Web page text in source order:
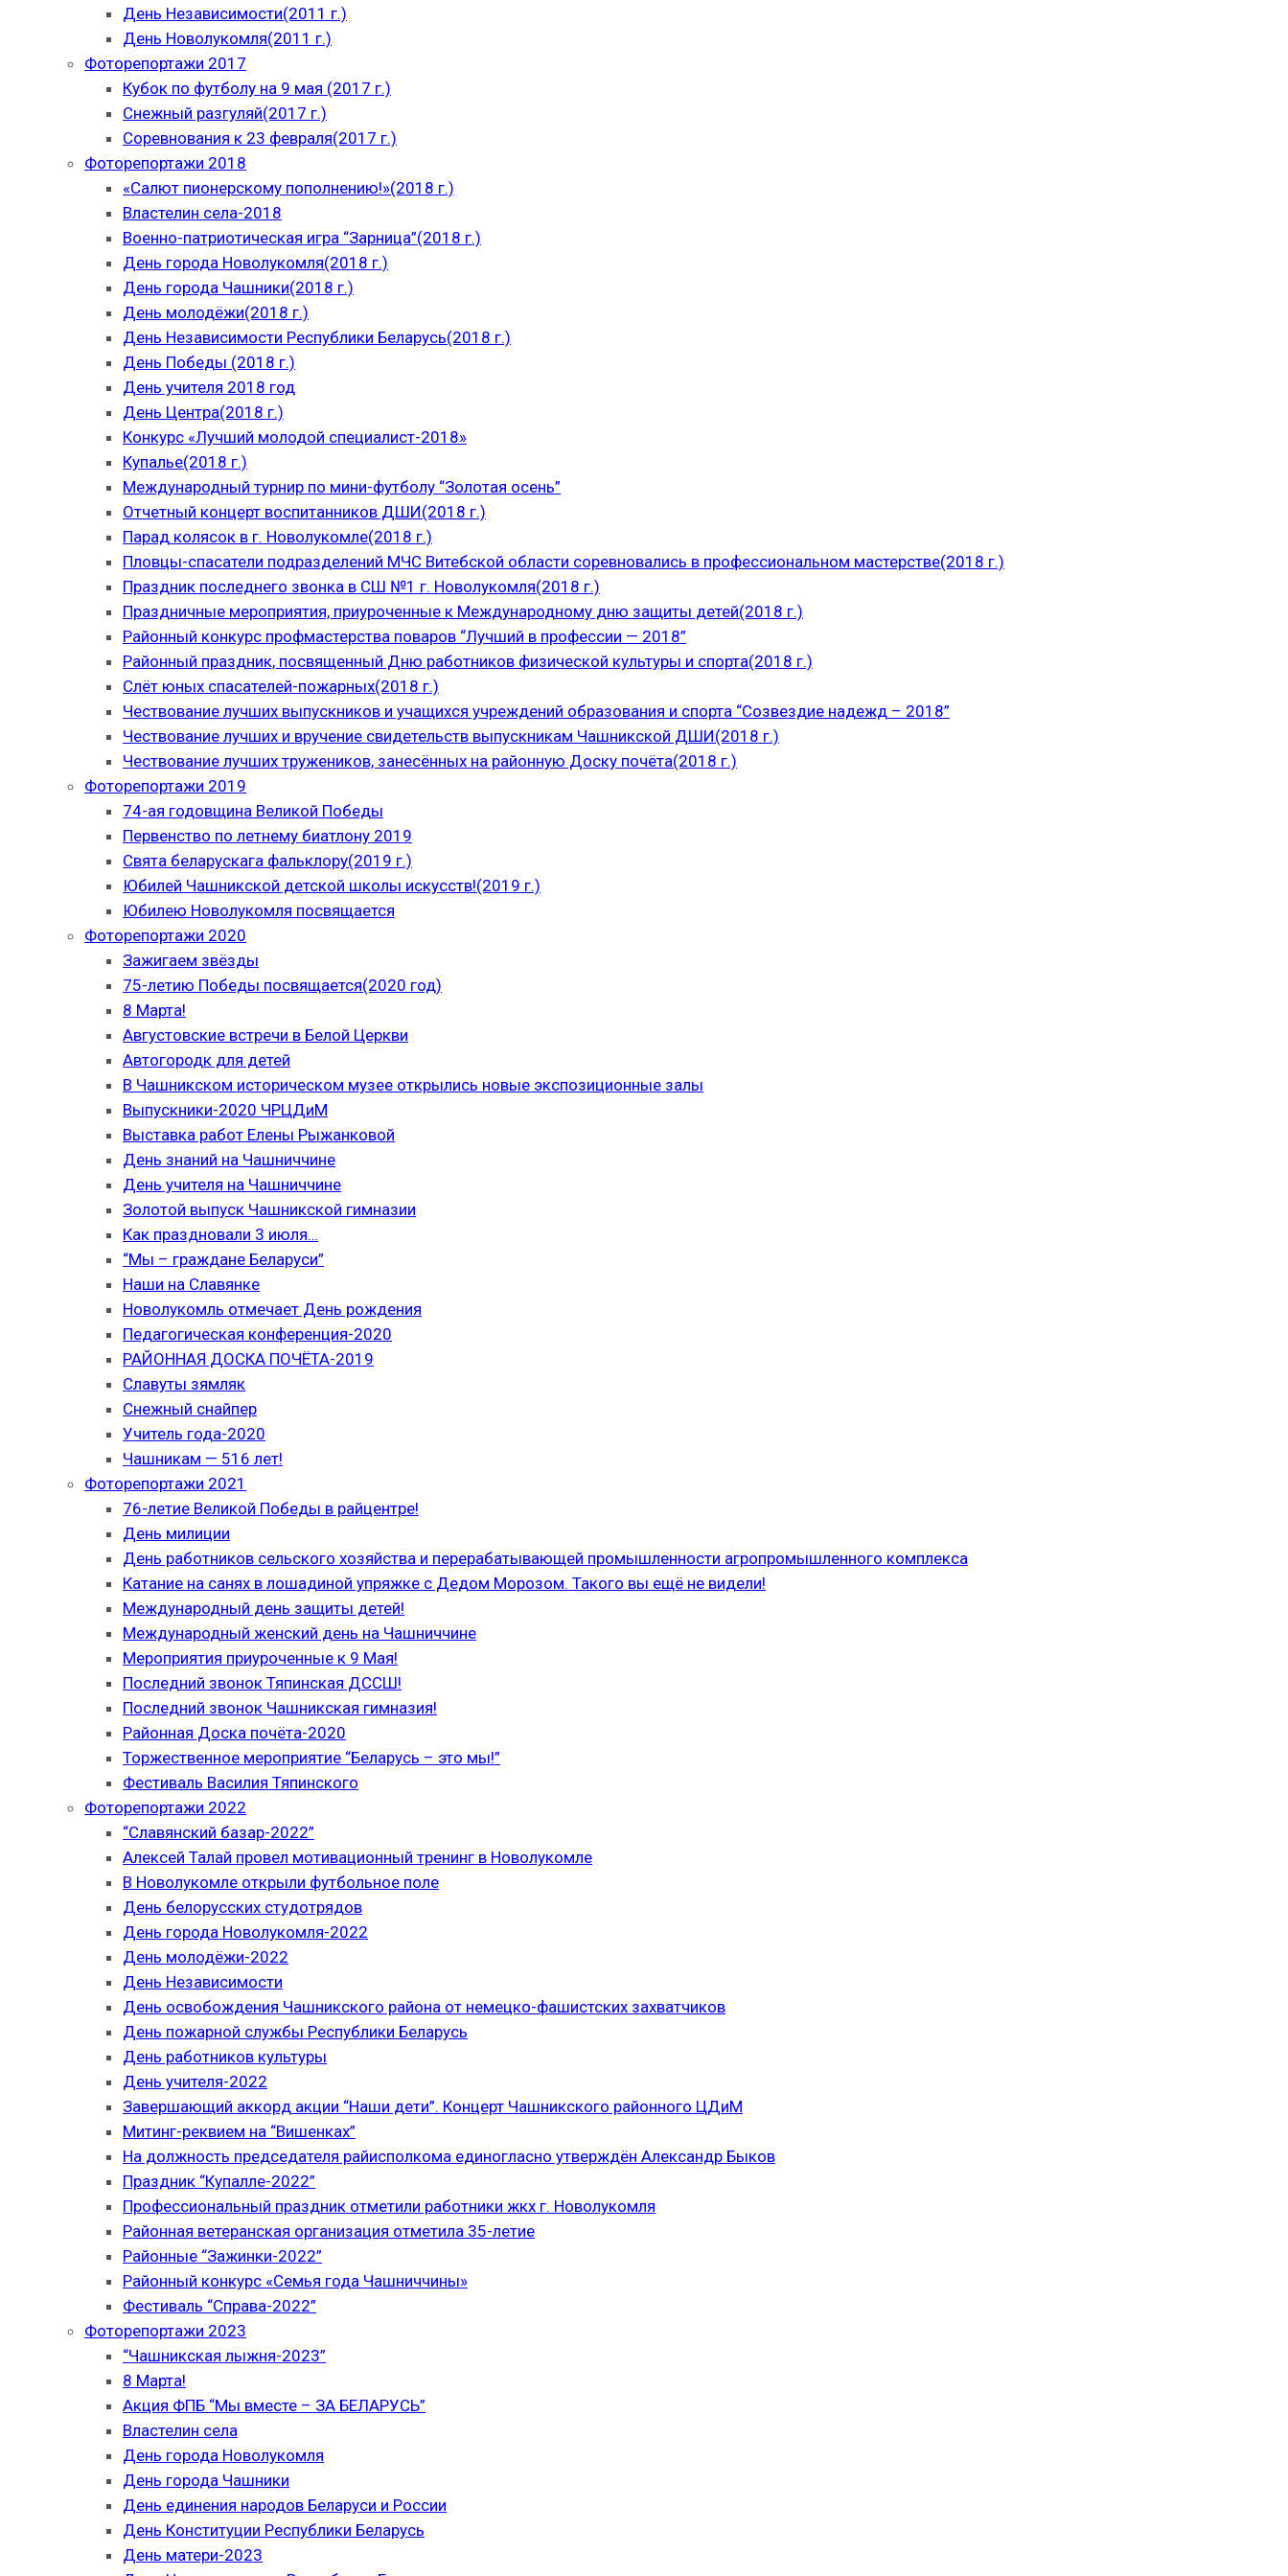
День Независимости(2011 г.)
День Новолукомля(2011 г.)
Фоторепортажи 2017
Кубок по футболу на 9 мая (2017 г.)
Снежный разгуляй(2017 г.)
Соревнования к 23 февраля(2017 г.)
Фоторепортажи 2018
«Салют пионерскому пополнению!»(2018 г.)
Властелин села-2018
Военно-патриотическая игра “Зарница”(2018 г.)
День города Новолукомля(2018 г.)
День города Чашники(2018 г.)
День молодёжи(2018 г.)
День Независимости Республики Беларусь(2018 г.)
День Победы (2018 г.)
День учителя 2018 год
День Центра(2018 г.)
Конкурс «Лучший молодой специалист-2018»
Купалье(2018 г.)
Международный турнир по мини-футболу “Золотая осень”
Отчетный концерт воспитанников ДШИ(2018 г.)
Парад колясок в г. Новолукомле(2018 г.)
Пловцы-спасатели подразделений МЧС Витебской области соревновались в профессиональном мастерстве(2018 г.)
Праздник последнего звонка в СШ №1 г. Новолукомля(2018 г.)
Праздничные мероприятия, приуроченные к Международному дню защиты детей(2018 г.)
Районный конкурс профмастерства поваров “Лучший в профессии — 2018”
Районный праздник, посвященный Дню работников физической культуры и спорта(2018 г.)
Слёт юных спасателей-пожарных(2018 г.)
Чествование лучших выпускников и учащихся учреждений образования и спорта “Созвездие надежд – 2018”
Чествование лучших и вручение свидетельств выпускникам Чашникской ДШИ(2018 г.)
Чествование лучших тружеников, занесённых на районную Доску почёта(2018 г.)
Фоторепортажи 2019
74-ая годовщина Великой Победы
Первенство по летнему биатлону 2019
Свята беларускага фальклору(2019 г.)
Юбилей Чашникской детской школы искусств!(2019 г.)
Юбилею Новолукомля посвящается
Фоторепортажи 2020
Зажигаем звёзды
75-летию Победы посвящается(2020 год)
8 Марта!
Августовские встречи в Белой Церкви
Автогородк для детей
В Чашникском историческом музее открылись новые экспозиционные залы
Выпускники-2020 ЧРЦДиМ
Выставка работ Елены Рыжанковой
День знаний на Чашниччине
День учителя на Чашниччине
Золотой выпуск Чашникской гимназии
Как праздновали 3 июля…
“Мы – граждане Беларуси”
Наши на Славянке
Новолукомль отмечает День рождения
Педагогическая конференция-2020
РАЙОННАЯ ДОСКА ПОЧЁТА-2019
Славуты зямляк
Снежный снайпер
Учитель года-2020
Чашникам — 516 лет!
Фоторепортажи 2021
76-летие Великой Победы в райцентре!
День милиции
День работников сельского хозяйства и перерабатывающей промышленности агропромышленного комплекса
Катание на санях в лошадиной упряжке с Дедом Морозом. Такого вы ещё не видели!
Международный день защиты детей!
Международный женский день на Чашниччине
Мероприятия приуроченные к 9 Мая!
Последний звонок Тяпинская ДССШ!
Последний звонок Чашникская гимназия!
Районная Доска почёта-2020
Торжественное мероприятие “Беларусь – это мы!”
Фестиваль Василия Тяпинского
Фоторепортажи 2022
“Славянский базар-2022”
Алексей Талай провел мотивационный тренинг в Новолукомле
В Новолукомле открыли футбольное поле
День белорусских студотрядов
День города Новолукомля-2022
День молодёжи-2022
День Независимости
День освобождения Чашникского района от немецко-фашистских захватчиков
День пожарной службы Республики Беларусь
День работников культуры
День учителя-2022
Завершающий аккорд акции “Наши дети”. Концерт Чашникского районного ЦДиМ
Митинг-реквием на “Вишенках”
На должность председателя райисполкома единогласно утверждён Александр Быков
Праздник “Купалле-2022”
Профессиональный праздник отметили работники жкх г. Новолукомля
Районная ветеранская организация отметила 35-летие
Районные “Зажинки-2022”
Районный конкурс «Семья года Чашниччины»
Фестиваль “Справа-2022”
Фоторепортажи 2023
“Чашникская лыжня-2023”
8 Марта!
Акция ФПБ “Мы вместе – ЗА БЕЛАРУСЬ”
Властелин села
День города Новолукомля
День города Чашники
День единения народов Беларуси и России
День Конституции Республики Беларусь
День матери-2023